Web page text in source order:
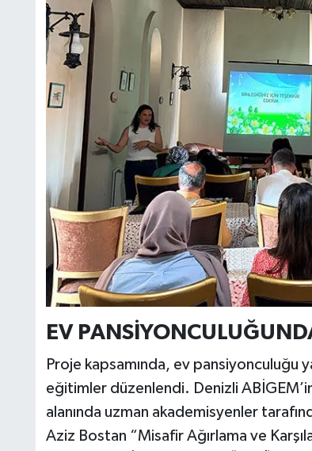
EV
Proje kapsamında, ev pansiyonculuğu
eğitimler düzenlendi. Denizli
alanında uzman akademisyenler
Aziz Bostan “Misafir Ağırlama ve